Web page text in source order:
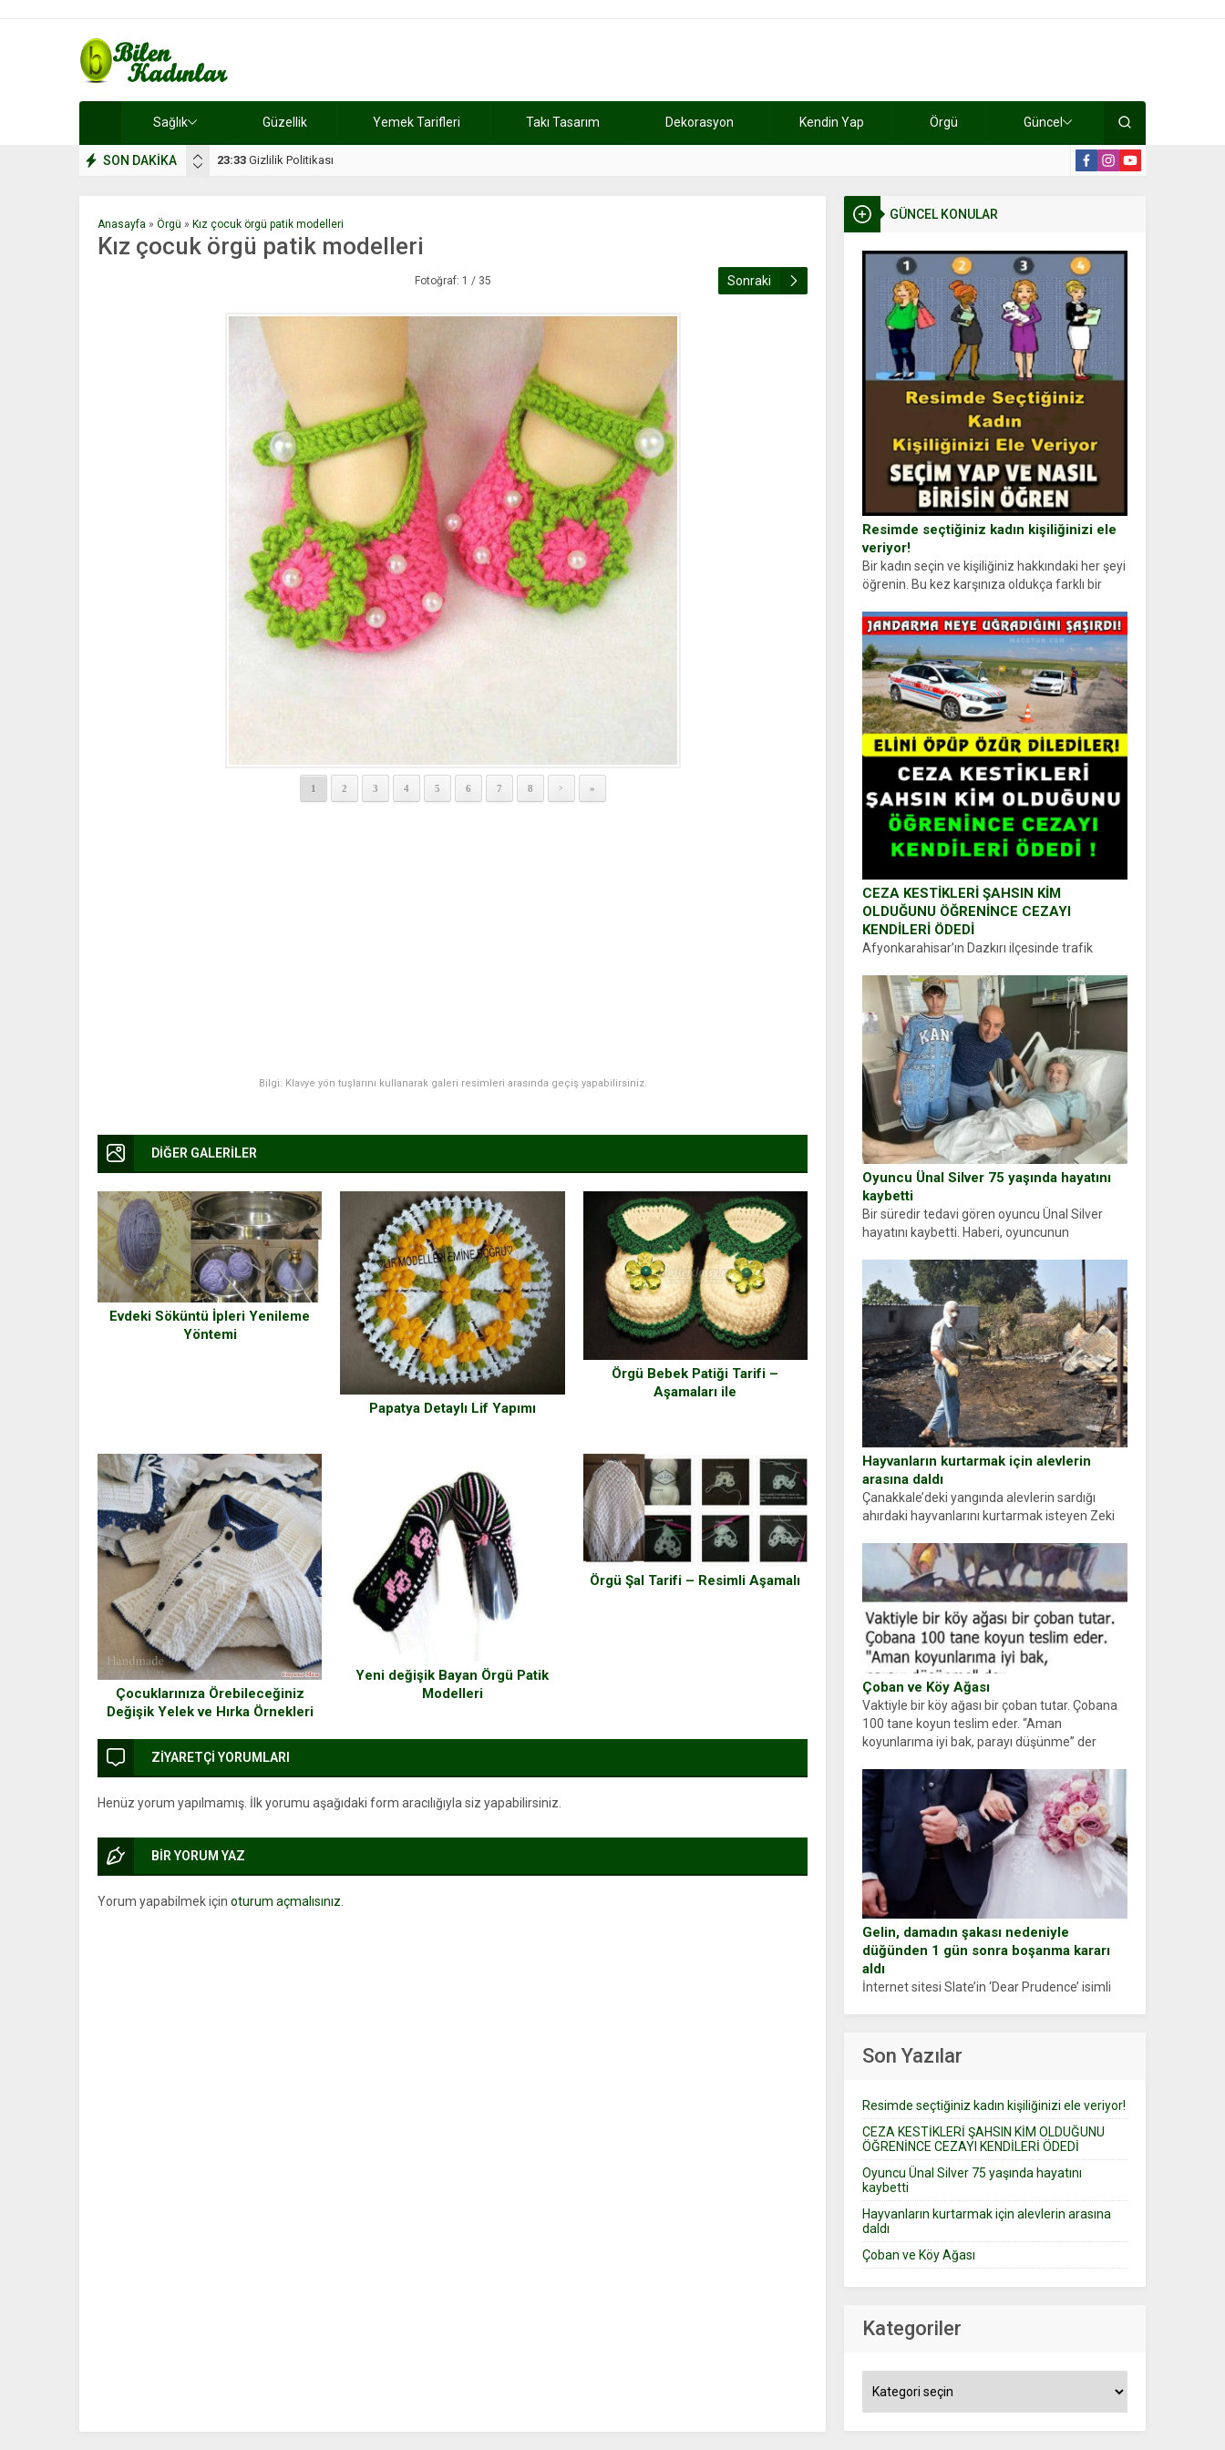
Sağlık Güzellik Yemek Tarifleri Takı Tasarım Dekorasyon Kendin Yap Örgü Güncel
SON DAKİKA 17:08 Dilan, düğününe 5 gün kala hayatını kaybetti
GÜNCEL KONULAR
Resimde seçtiğiniz kadın kişiliğinizi ele
veriyor!
Bir kadın seçin ve kişiliğiniz hakkındaki her şeyi
öğrenin. Bu kez karşınıza oldukça farklı bir
kadın figürlerinden dikkatinizi en...
CEZA KESTİKLERİ ŞAHSIN KİM
OLDUĞUNU ÖĞRENİNCE CEZAYI
KENDİLERİ ÖDEDİ
Afyonkarahisar’ın Dazkırı ilçesinde trafik
durdurdukları bir otomobilin sürücüsünden
ehliyet ve ruhsat sorup belgelerini istedi.
Sürücü Abdurrahman Ö.nün verdiği evraklarda
eksik olduğunu...
Oyuncu Ünal Silver 75 yaşında hayatını
kaybetti
Bir süredir tedavi gören oyuncu Ünal Silver
hayatını kaybetti. Haberi, oyuncunun
sosyal medya hesabında “Usta Oyuncumuz ve
çok değerli dostumuz...
Hayvanların kurtarmak için alevlerin
arasına daldı
Çanakkale’deki yangında alevlerin sardığı
ahırdaki hayvanlarını kurtarmak isteyen Zeki
ellerinde yanıklar oluşan Demir, kâbus dolu
anları anlattı… Merkeze bağlı...
Çoban ve Köy Ağası
Vaktiyle bir köy ağası bir çoban tutar. Çobana
100 tane koyun teslim eder. “Aman
koyunlarıma iyi bak, parayı düşünme” der
Gelin, damadın şakası nedeniyle
düğünden 1 gün sonra boşanma kararı
aldı
İnternet sitesi Slate’in ‘Dear Prudence’ isimli
Son Yazılar
Resimde seçtiğiniz kadın kişiliğinizi ele veriyor!
CEZA KESTİKLERİ ŞAHSIN KİM OLDUĞUNU
ÖĞRENİNCE CEZAYI KENDİLERİ ÖDEDİ
Oyuncu Ünal Silver 75 yaşında hayatını
kaybetti
Hayvanların kurtarmak için alevlerin arasına
daldı
Çoban ve Köy Ağası
Kategoriler
Anasayfa » Örgü » Kız çocuk örgü patik modelleri
Kız çocuk örgü patik modelleri
Fotoğraf: 1 / 35 Sonraki
1 2 3 4 5 6 7 8 > »
Bilgi: Klavye yön tuşlarını kullanarak galeri resimleri arasında geçiş yapabilirsiniz.
DİĞER GALERİLER
Evdeki Söküntü İpleri Yenileme
Yöntemi
Papatya Detaylı Lif Yapımı
Örgü Bebek Patiği Tarifi –
Aşamaları ile
Çocuklarınıza Örebileceğiniz
Değişik Yelek ve Hırka Örnekleri
Yeni değişik Bayan Örgü Patik
Modelleri
Örgü Şal Tarifi – Resimli Aşamalı
ZİYARETÇİ YORUMLARI
Henüz yorum yapılmamış. İlk yorumu aşağıdaki form aracılığıyla siz yapabilirsiniz.
BİR YORUM YAZ
Yorum yapabilmek için oturum açmalısınız.